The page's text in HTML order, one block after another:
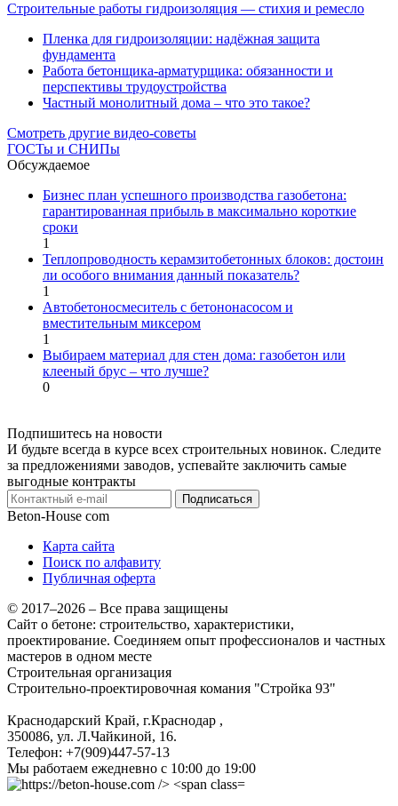
Строительные работы гидроизоляция — стихия и ремесло
Пленка для гидроизоляции: надёжная защита
фундамента
Работа бетонщика-арматурщика: обязанности и
перспективы трудоустройства
Частный монолитный дома – что это такое?
Смотреть другие видео-советы
ГОСТы и СНИПы
Обсуждаемое
Бизнес план успешного производства газобетона:
гарантированная прибыль в максимально короткие
сроки
1
Теплопроводность керамзитобетонных блоков: достоин
ли особого внимания данный показатель?
1
Автобетоносмеситель с бетононасосом и
вместительным миксером
1
Выбираем материал для стен дома: газобетон или
клееный брус – что лучше?
0
Подпишитесь на новости
И будьте всегда в курсе всех строительных новинок. Следите
за предложениями заводов, успевайте заключить самые
выгодные контракты
Подписаться
Beton-House com
Карта сайта
Поиск по алфавиту
Публичная оферта
© 2017–2026 – Все права защищены
Сайт о бетоне: строительство, характеристики,
проектирование. Соединяем опыт профессионалов и частных
мастеров в одном месте
Строительная организация
Строительно-проектировочная комания "Стройка 93"
Краснодарский Край, г.Краснодар ,
350086, ул. Л.Чайкиной, 16.
Телефон: +7(909)447-57-13
Мы работаем ежедневно с 10:00 до 19:00